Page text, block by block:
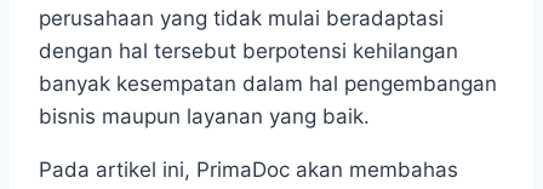
perusahaan yang tidak mulai beradaptasi
dengan hal tersebut berpotensi kehilangan
banyak kesempatan dalam hal pengembangan
bisnis maupun layanan yang baik.
Pada artikel ini, PrimaDoc akan membahas